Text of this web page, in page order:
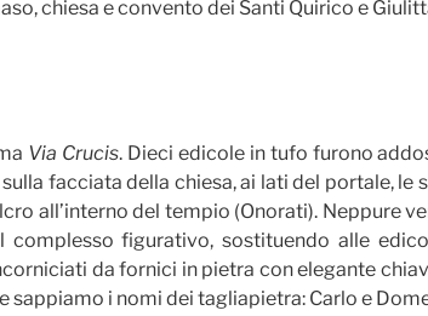
chiesa e convento dei Santi Quirico e
Via Crucis. Dieci edicole in tufo furono
facciata della chiesa, ai lati del portale, le
all’interno del tempio (Onorati). Neppure
figurativo, sostituendo alle
da fornici in pietra con elegante
sappiamo i nomi dei tagliapietra: Carlo e